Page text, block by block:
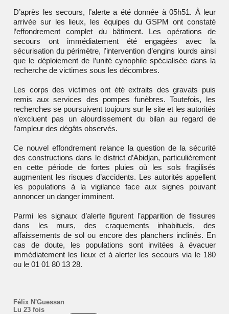
D’après les secours, l’alerte a été donnée à 05h51. À leur
arrivée sur les lieux, les équipes du GSPM ont constaté
l’effondrement complet du bâtiment. Les opérations de
secours ont immédiatement été engagées avec la
sécurisation du périmètre, l’intervention d’engins lourds ainsi
que le déploiement de l’unité cynophile spécialisée dans la
recherche de victimes sous les décombres.
Les corps des victimes ont été extraits des gravats puis
remis aux services des pompes funèbres. Toutefois, les
recherches se poursuivent toujours sur le site et les autorités
n’excluent pas un alourdissement du bilan au regard de
l’ampleur des dégâts observés.
Ce nouvel effondrement relance la question de la sécurité
des constructions dans le district d’Abidjan, particulièrement
en cette période de fortes pluies où les sols fragilisés
augmentent les risques d’accidents. Les autorités appellent
les populations à la vigilance face aux signes pouvant
annoncer un danger imminent.
Parmi les signaux d’alerte figurent l’apparition de fissures
dans les murs, des craquements inhabituels, des
affaissements de sol ou encore des planchers inclinés. En
cas de doute, les populations sont invitées à évacuer
immédiatement les lieux et à alerter les secours via le 180
ou le 01 01 80 13 28.
Félix N'Guessan
Lu 23 fois